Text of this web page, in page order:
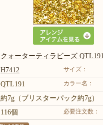
クォーターティラビーズ QTL191
H7412 サイズ：
QTL191 カラー名：
約7g（ブリスターパック約7g）
116個 必要注文数：